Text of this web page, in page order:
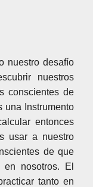
nuestro desafío
nuestros
conscientes de
una Instrumento
entonces
usar a nuestro
de que
nosotros. El
tanto en